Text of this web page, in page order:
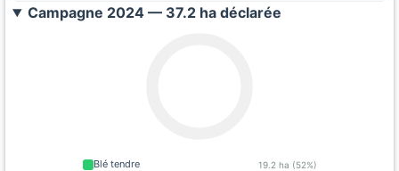
Campagne 2024 — 37.2 ha déclarée
Blé tendre 19.2 ha (52%)